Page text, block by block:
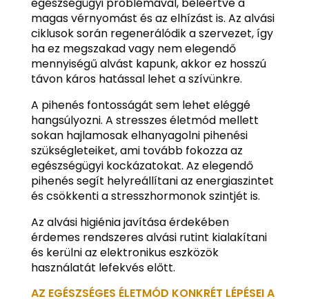
magas vérnyomást és az elhízást is. Az alvási
ciklusok során regenerálódik a szervezet, így
ha ez megszakad vagy nem elegendő
mennyiségű alvást kapunk, akkor ez hosszú
távon káros hatással lehet a szívünkre.
A pihenés fontosságát sem lehet eléggé
hangsúlyozni. A stresszes életmód mellett
sokan hajlamosak elhanyagolni pihenési
szükségleteiket, ami tovább fokozza az
egészségügyi kockázatokat. Az elegendő
pihenés segít helyreállítani az energiaszintet
és csökkenti a stresszhormonok szintjét is.
Az alvási higiénia javítása érdekében
érdemes rendszeres alvási rutint kialakítani
és kerülni az elektronikus eszközök
használatát lefekvés előtt.
AZ EGÉSZSÉGES ÉLETMÓD KONKRÉT LÉPÉSEI A